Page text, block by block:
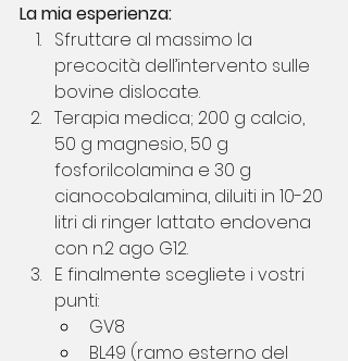
La mia esperienza:
Sfruttare al massimo la
precocità dell’intervento sulle
bovine dislocate.
Terapia medica; 200 g calcio,
50 g magnesio, 50 g
fosforilcolamina e 30 g
cianocobalamina, diluiti in 10-20
litri di ringer lattato endovena
con n.2 ago G12.
E finalmente scegliete i vostri
punti:
GV8
BL49 (ramo esterno del